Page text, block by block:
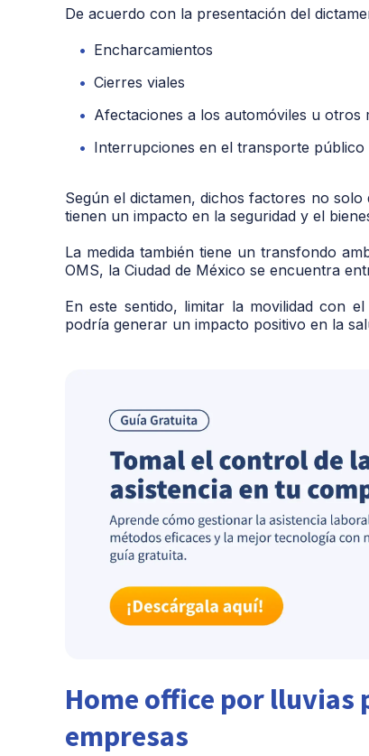
De acuerdo con la presentación del
Encharcamientos
Cierres viales
Afectaciones a los automóviles u otros
Interrupciones en el transporte público
Según el dictamen, dichos factores no
tienen un impacto en la seguridad y el
La medida también tiene un transfondo
OMS, la Ciudad de México se encuentra
En este sentido, limitar la movilidad con el
podría generar un impacto positivo en la
Home office por lluvias
empresas